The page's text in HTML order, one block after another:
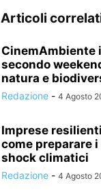
Articoli
CinemAmbiente
secondo
natura e
Redazione - 4 Agosto
Imprese
come preparare
shock climatici
Redazione - 4 Agosto